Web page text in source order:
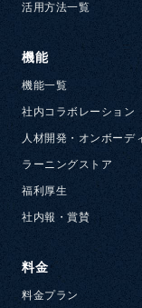
活用方法一覧
機能
機能一覧
社内コラボレーション
人材開発・オンボーデ
ラーニングストア
福利厚生
社内報・賞賛
料金
料金プラン